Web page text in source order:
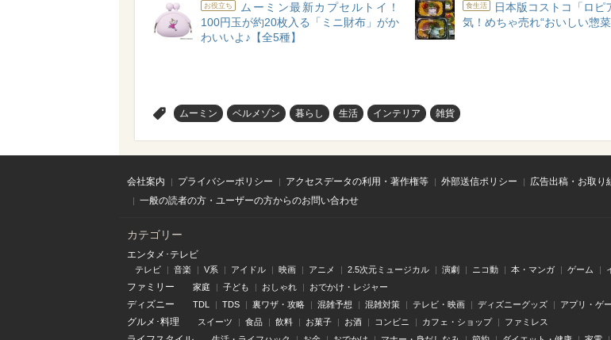
お役立ち
ムーミン最新カプセルトイ！
100円玉が約20枚入る「ミニ財布」がか
わいいよ♪【全5種】
食生活
日本版コストコ「ロピ
気！めちゃ売れ“おいしい惣
ムーミン ベルメゾン 暮らし 生活 インテリア 雑貨
会社案内 プライバシーポリシー アクセスデータの利用・著作権等 外部送信ポリシー
広告出稿・お取り
一般の読者の方・ユーザーの方からのお問い合わせ
カテゴリー
エンタメ･テレビ
テレビ 音楽 V系 アイドル 映画 アニメ 2.5次元ミュージカル 演劇 ニコ動 本・マンガ ゲーム
ファミリー 家庭 子ども おしゃれ おでかけ・レジャー
ディズニー TDL TDS 裏ワザ・攻略 混雑予想 混雑対策 テレビ・映画 ディズニーグッズ アプリ・ゲ
グルメ･料理 スイーツ 食品 飲料 お菓子 お酒 コンビニ カフェ・ショップ ファミレス